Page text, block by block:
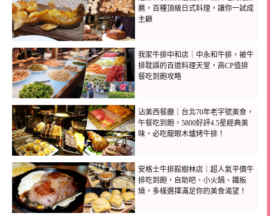
薦，百種頂級日式料理，讓你一試成
主顧
我家牛排中和店｜中永和牛排，被牛
排耽誤的百道料理天堂，高CP值排
餐吃到飽攻略
沾美西餐廳｜台北70年老字號美食，
午餐吃到飽，5800好評4.5星經典美
味，必吃龍眼木爐烤牛排！
安格士牛排館樹林店｜超人氣平價牛
排吃到飽，自助吧、小火鍋、鐵板
燒，多樣選擇滿足你的美食渴望！